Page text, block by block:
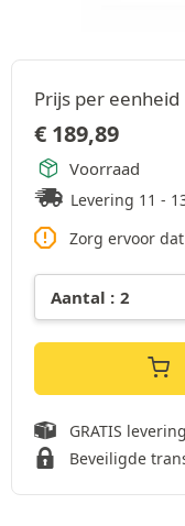
Prijs per eenheid
€ 189,89
Voorraad
Levering 11 -
Zorg ervoor
GRATIS
Beveiligde